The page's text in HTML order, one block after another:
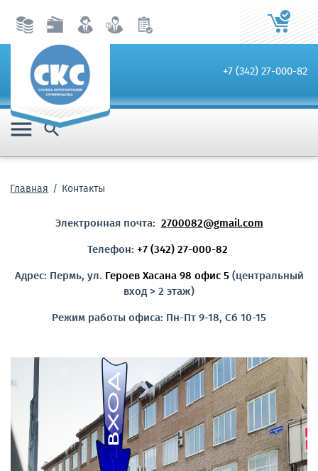
+7 (342) 27-000-82
 
Главная Контакты
Электронная почта:2700082@gmail.com
Телефон: +7 (342) 27-000-82
Адрес: Пермь, ул. Героев Хасана 98 офис 5(центральный
вход > 2 этаж)
Режим работы офиса: Пн-Пт 9-18, Сб 10-15